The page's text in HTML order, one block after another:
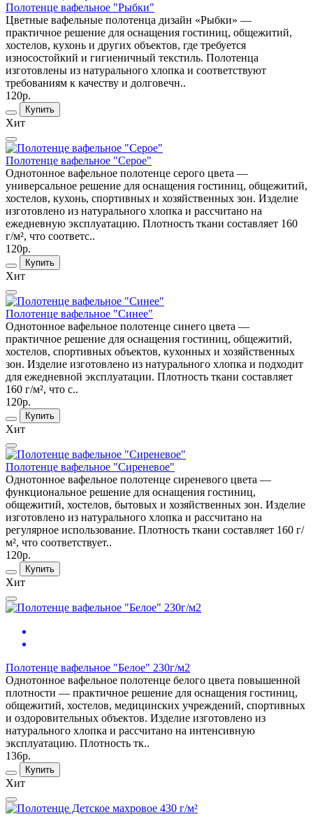
Полотенце вафельное "Рыбки"
Цветные вафельные полотенца дизайн «Рыбки» —
практичное решение для оснащения гостиниц, общежитий,
хостелов, кухонь и других объектов, где требуется
износостойкий и гигиеничный текстиль. Полотенца
изготовлены из натурального хлопка и соответствуют
требованиям к качеству и долговечн..
120р.
Купить
Хит
Полотенце вафельное "Серое"
Однотонное вафельное полотенце серого цвета —
универсальное решение для оснащения гостиниц, общежитий,
хостелов, кухонь, спортивных и хозяйственных зон. Изделие
изготовлено из натурального хлопка и рассчитано на
ежедневную эксплуатацию. Плотность ткани составляет 160
г/м², что соответс..
120р.
Купить
Хит
Полотенце вафельное "Синее"
Однотонное вафельное полотенце синего цвета —
практичное решение для оснащения гостиниц, общежитий,
хостелов, спортивных объектов, кухонных и хозяйственных
зон. Изделие изготовлено из натурального хлопка и подходит
для ежедневной эксплуатации. Плотность ткани составляет
160 г/м², что с..
120р.
Купить
Хит
Полотенце вафельное "Сиреневое"
Однотонное вафельное полотенце сиреневого цвета —
функциональное решение для оснащения гостиниц,
общежитий, хостелов, бытовых и хозяйственных зон. Изделие
изготовлено из натурального хлопка и рассчитано на
регулярное использование. Плотность ткани составляет 160 г/
м², что соответствует..
120р.
Купить
Хит
Полотенце вафельное "Белое" 230г/м2
Однотонное вафельное полотенце белого цвета повышенной
плотности — практичное решение для оснащения гостиниц,
общежитий, хостелов, медицинских учреждений, спортивных
и оздоровительных объектов. Изделие изготовлено из
натурального хлопка и рассчитано на интенсивную
эксплуатацию. Плотность тк..
136р.
Купить
Хит